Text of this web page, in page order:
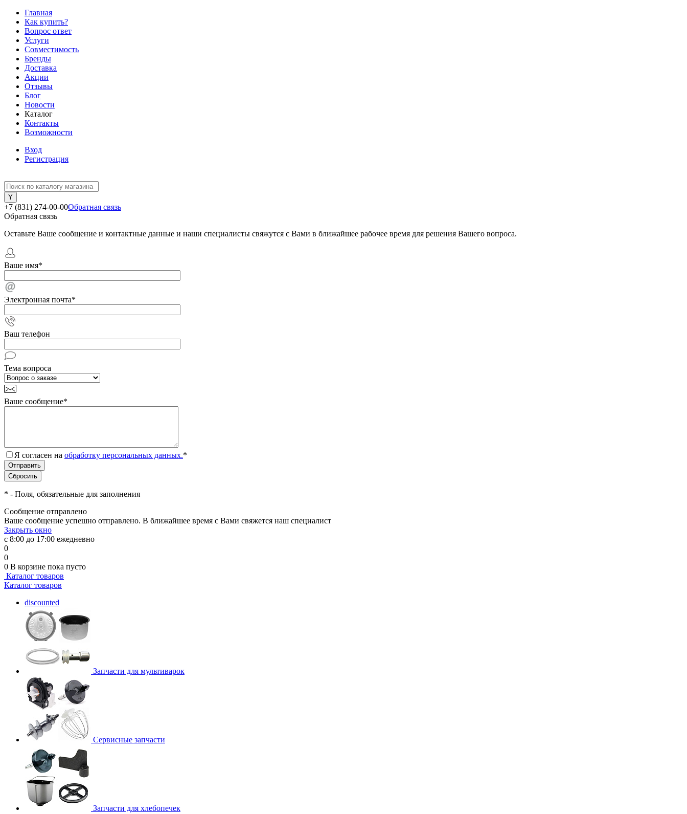
Главная
Как купить?
Вопрос ответ
Услуги
Совместимость
Бренды
Доставка
Акции
Отзывы
Блог
Новости
Каталог
Контакты
Возможности
Вход
Регистрация
+7 (831) 274-00-00Обратная связь
Обратная связь
Оставьте Ваше сообщение и контактные данные и наши специалисты свяжутся с Вами в ближайшее рабочее время для решения Вашего вопроса.
Ваше имя*
Электронная почта*
Ваш телефон
Тема вопроса
Ваше сообщение*
Я согласен на обработку персональных данных.*
* - Поля, обязательные для заполнения
Сообщение отправлено
Ваше сообщение успешно отправлено. В ближайшее время с Вами свяжется наш специалист
Закрыть окно
с 8:00 до 17:00 ежедневно
0
0
0 В корзине пока пусто
Каталог товаров
Каталог товаров
discounted
Запчасти для мультиварок
Сервисные запчасти
Запчасти для хлебопечек